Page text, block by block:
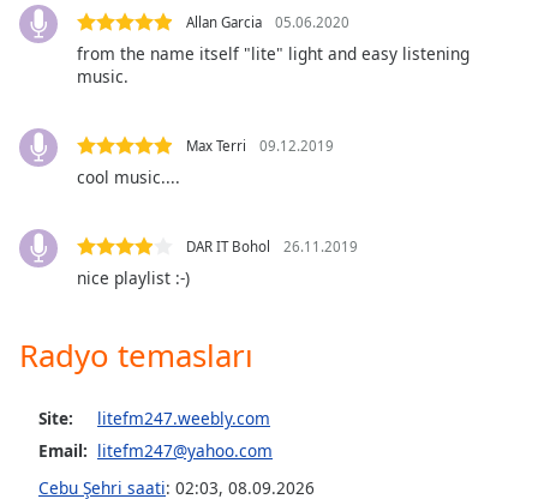
settings
dialog
subtitles
Audio
Picture-
in-
Picture
window.
Beginning
Allan Garcia 05.06.2020
from the name itself "lite" light and easy listening
music.
Max Terri 09.12.2019
cool music....
DAR IT Bohol 26.11.2019
nice playlist :-)
Radyo temasları
Site:
litefm247.weebly.com
Email: litefm247@yahoo.com
Cebu Şehri saati: 02:03, 08.09.2026